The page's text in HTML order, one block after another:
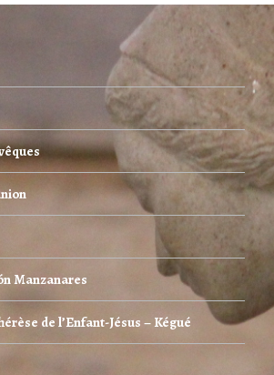
Manzanares
de l’Enfant-Jésus – Kégué